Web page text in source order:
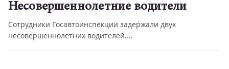
Несовершеннолетние водители
Сотрудники Госавтоинспекции задержали двух
несовершеннолетних водителей....